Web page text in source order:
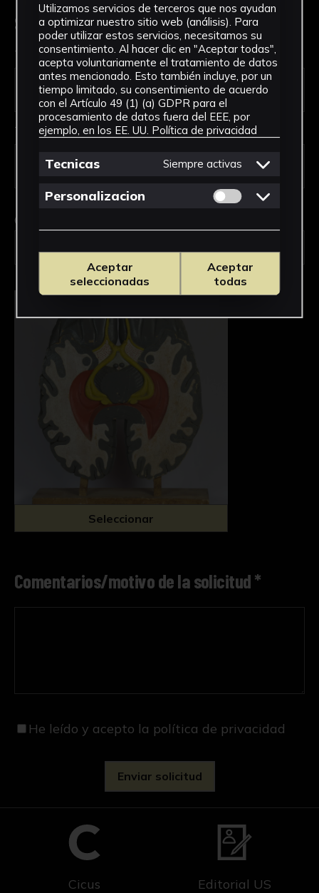
Solicitud de Servicio
Tipo de solicitud *
Tipo de uso *
Obra en la que está interesado/a
2779/Vías ópticas
Seleccionar
Comentarios/motivo de la solicitud *
He leído y acepto la política de privacidad
Cicus Editorial US
Utilizamos servicios de terceros que nos ayudan
a optimizar nuestro sitio web (análisis). Para
poder utilizar estos servicios, necesitamos su
consentimiento. Al hacer clic en "Aceptar todas",
acepta voluntariamente el tratamiento de datos
antes mencionado. Esto también incluye, por un
tiempo limitado, su consentimiento de acuerdo
con el Artículo 49 (1) (a) GDPR para el
procesamiento de datos fuera del EEE, por
ejemplo, en los EE. UU. Política de privacidad
Tecnicas Siempre activas
Personalizacion Permitir cookies
Aceptar
seleccionadas
Aceptar
todas